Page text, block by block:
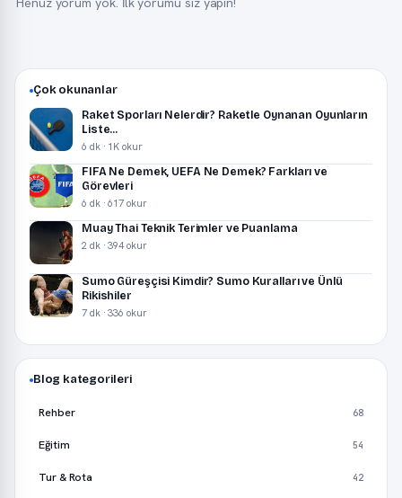
Çok okunanlar
Raket Sporları Nelerdir? Raketle Oynanan Oyunların
Liste...
6 dk · 1K okur
FIFA Ne Demek, UEFA Ne Demek? Farkları ve
Görevleri
6 dk · 617 okur
Muay Thai Teknik Terimler ve Puanlama
2 dk · 394 okur
Sumo Güreşçisi Kimdir? Sumo Kuralları ve Ünlü
Rikishiler
7 dk · 336 okur
Blog kategorileri
Rehber 68
Eğitim 54
Tur & Rota 42